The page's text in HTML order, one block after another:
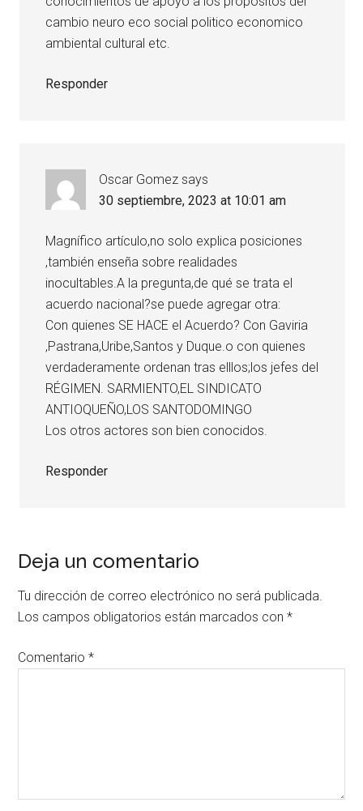
cambio neuro eco social politico economico
ambiental cultural etc.
Responder
Oscar Gomez says
30 septiembre, 2023 at 10:01 am
Magnífico artículo,no solo explica posiciones
,también enseña sobre realidades
inocultables.A la pregunta,de qué se trata el
acuerdo nacional?se puede agregar otra:
Con quienes SE HACE el Acuerdo? Con Gaviria
,Pastrana,Uribe,Santos y Duque.o con quienes
verdaderamente ordenan tras elllos;los jefes del
RÉGIMEN. SARMIENTO,EL SINDICATO
ANTIOQUEÑO,LOS SANTODOMINGO
Los otros actores son bien conocidos.
Responder
Deja un comentario
Tu dirección de correo electrónico no será publicada.
Los campos obligatorios están marcados con*
Comentario*